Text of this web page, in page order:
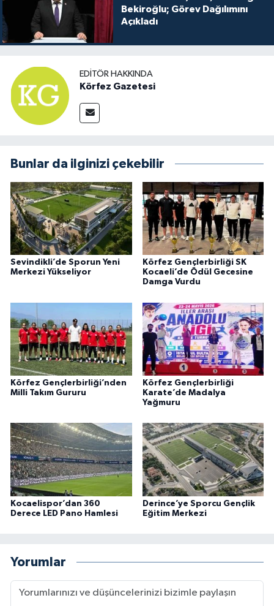
Bekiroğlu; Görev Dağılımını
Açıkladı
EDITÖR HAKKINDA
Körfez Gazetesi
Bunlar da ilginizi çekebilir
Sevindikli’de Sporun Yeni
Merkezi Yükseliyor
Körfez Gençlerbirliği SK
Kocaeli’de Ödül Gecesine
Damga Vurdu
Körfez Gençlerbirliği’nden
Milli Takım Gururu
Körfez Gençlerbirliği
Karate’de Madalya
Yağmuru
Kocaelispor’dan 360
Derece LED Pano Hamlesi
Derince’ye Sporcu Gençlik
Eğitim Merkezi
Yorumlar